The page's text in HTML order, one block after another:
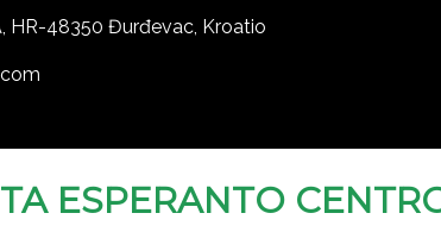
HR-48350 Đurđevac, Kroatio
ESPERANTO